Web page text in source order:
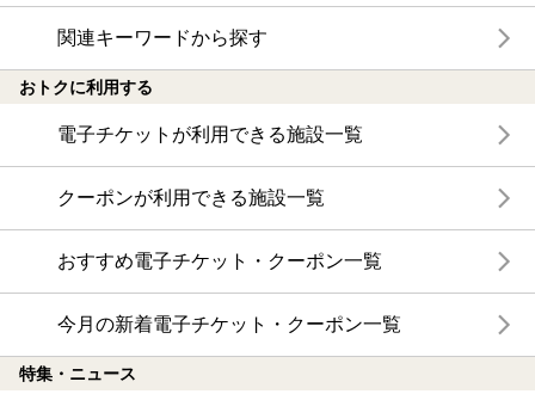
関連キーワードから探す
おトクに利用する
電子チケットが利用できる施設一覧
クーポンが利用できる施設一覧
おすすめ電子チケット・クーポン一覧
今月の新着電子チケット・クーポン一覧
特集・ニュース